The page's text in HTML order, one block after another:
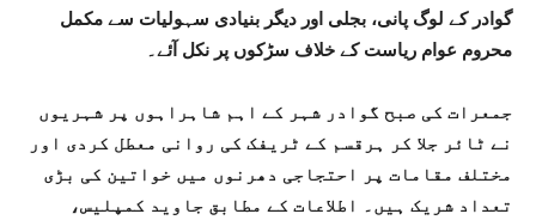
گوادر کے لوگ پانی، بجلی اور دیگر بنیادی سہولیات سے مکمل
محروم عوام ریاست کے خلاف سڑکوں پر نکل آئے۔
جمعرات کی صبح گوادر شہر کے اہم شاہراہوں پر شہریوں
نے ٹائر جلا کر ہرقسم کے ٹریفک کی روانی معطل کردی اور
مختلف مقامات پر احتجاجی دھرنوں میں خواتین کی بڑی
تعداد شریک ہیں۔ اطلاعات کے مطابق جاوید کمپلیس،